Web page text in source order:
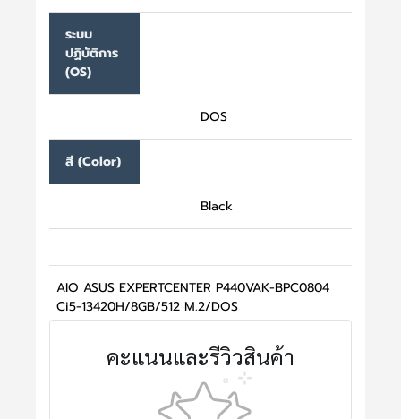
ระบบ
ปฏิบัติการ
(OS)
DOS
สี (Color)
Black
AIO ASUS EXPERTCENTER P440VAK-BPC0804
Ci5-13420H/8GB/512 M.2/DOS
คะแนนและรีวิวสินค้า